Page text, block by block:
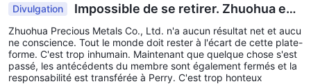
Divulgation
Impossible de se retirer. Zhuohua est
le plus grand menteur
Zhuohua Precious Metals Co., Ltd. n'a aucun résultat net et aucu
ne conscience. Tout le monde doit rester à l'écart de cette plate-
forme. C'est trop inhumain. Maintenant que quelque chose s'est
passé, les antécédents du membre sont également fermés et la
responsabilité est transférée à Perry. C'est trop honteux